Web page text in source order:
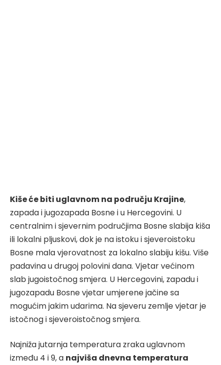
Kiše će biti uglavnom na području Krajine,
zapada i jugozapada Bosne i u Hercegovini. U
centralnim i sjevernim područjima Bosne slabija kiša
ili lokalni pljuskovi, dok je na istoku i sjeveroistoku
Bosne mala vjerovatnost za lokalno slabiju kišu. Više
padavina u drugoj polovini dana. Vjetar većinom
slab jugoistočnog smjera. U Hercegovini, zapadu i
jugozapadu Bosne vjetar umjerene jačine sa
mogućim jakim udarima. Na sjeveru zemlje vjetar je
istočnog i sjeveroistočnog smjera.
Najniža jutarnja temperatura zraka uglavnom
između 4 i 9, a najviša dnevna temperatura